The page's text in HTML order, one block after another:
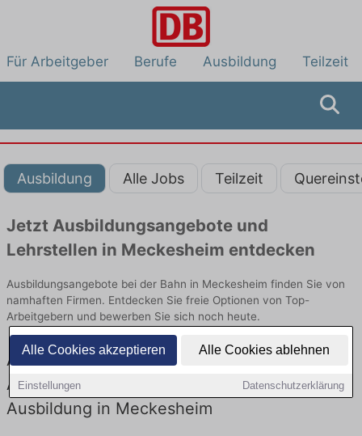
Alle Cookies akzeptieren Alle Cookies ablehnen
Einstellungen Datenschutzerklärung
Für Arbeitgeber Berufe Ausbildung Teilzeit
Ausbildung Alle Jobs Teilzeit
Jetzt Ausbildungsangebote und
Lehrstellen in Meckesheim entdecken
Ausbildungsangebote bei der Bahn in Meckesheim finden Sie von
namhaften Firmen. Entdecken Sie freie Optionen von Top-
Arbeitgebern und bewerben Sie sich noch heute.
Ausbildung in Meckesheim bei der Bahn:
Aktuell gibt es keine Stellenangebote für
Ausbildung in Meckesheim